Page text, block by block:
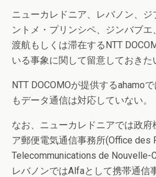
ニューカレドニア、レバノン、
ントメ・プリンシペ、ジンバブ
渡航もしくは滞在するNTT
いる事象に関して留意しておきた
NTT DOCOMOが提供するahamo
もデータ通信は対応していない。
なお、ニューカレドニアでは政
ア郵便電気通信事務所(Office des
Telecommunications de Nouvelle-
レバノンではAlfaとして携帯通信